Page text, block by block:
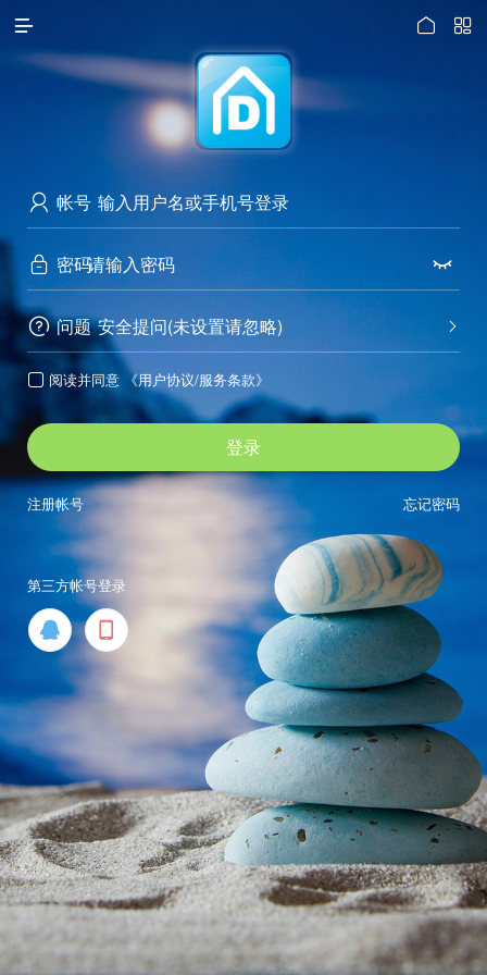
访问电脑版
 

 帐号
 密码 
 问题 
安全提问(未设置请忽略)
 阅读并同意 《用户协议/服务条款》
登录
忘记密码
注册帐号
第三方帐号登录
 